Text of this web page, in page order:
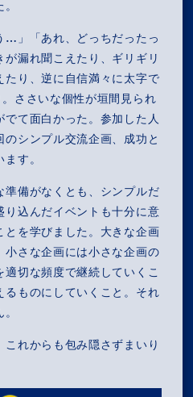
…」「あれ、どっちだったっ
が漏れ聞こえたり、ギリギリ
たり、逆に自信満々に太字で
。ささいな個性が垣間見られ
でて面白かった。参加した人
シンプル交流企画、成功と
す。
準備がなくとも、シンプルだ
り込んだイベントも十分に意
とを学びました。大きな企画
小さな企画には小さな企画の
切な頻度で継続していくこ
るものにしていくこと。それ
これからも包み隠さずまいり